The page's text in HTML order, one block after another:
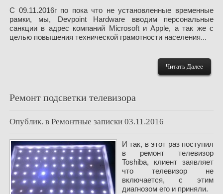
С 09.11.2016г по пока что не установленные временные
рамки, мы, Devpoint Hardware вводим персональные
санкции в адрес компаний Microsoft и Apple, а так же с
целью повышения технической грамотности населения...
Читать Далее
Ремонт подсветки телевизора
Опублик. в Ремонтные записки 03.11.2016
И так, в этот раз поступил
в ремонт телевизор
Toshiba, клиент заявляет
что телевизор не
включается, с этим
диагнозом его и приняли.